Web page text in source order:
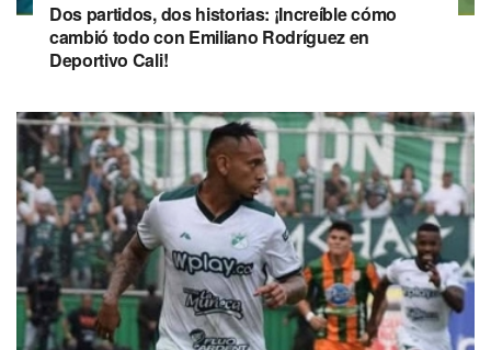
Dos partidos, dos historias: ¡Increíble cómo
cambió todo con Emiliano Rodríguez en
Deportivo Cali!